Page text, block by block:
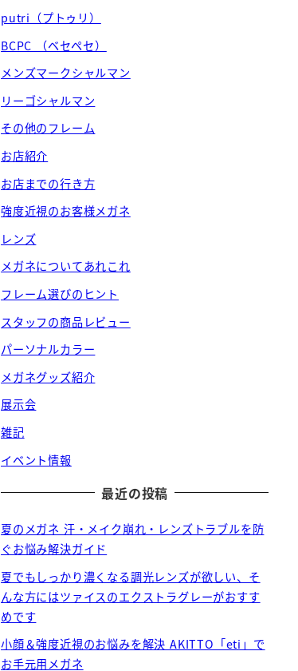
putri（プトゥリ）
BCPC （ベセペセ）
メンズマークシャルマン
リーゴシャルマン
その他のフレーム
お店紹介
お店までの行き方
強度近視のお客様メガネ
レンズ
メガネについてあれこれ
フレーム選びのヒント
スタッフの商品レビュー
パーソナルカラー
メガネグッズ紹介
展示会
雑記
イベント情報
最近の投稿
夏のメガネ 汗・メイク崩れ・レンズトラブルを防
ぐお悩み解決ガイド
夏でもしっかり濃くなる調光レンズが欲しい、そ
んな方にはツァイスのエクストラグレーがおすす
めです
小顔＆強度近視のお悩みを解決 AKITTO「eti」で
お手元用メガネ